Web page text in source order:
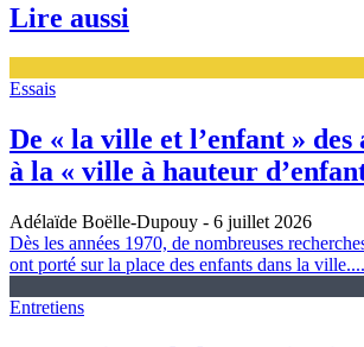
Lire aussi
Essais
De « la ville et l’enfant » des
à la « ville à hauteur
Adélaïde Boëlle-Dupouy - 6 juillet 2026
Dès les années 1970, de nombreuses
ont porté sur la place des enfants dans la ville....
Entretiens